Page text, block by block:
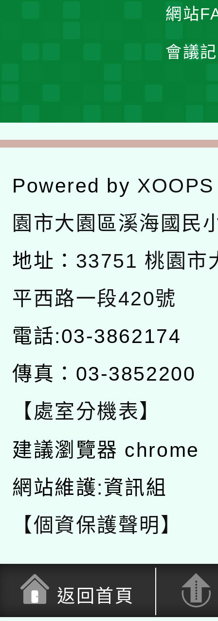
網站
會議
Powered by XOOPS
園市大園區溪海國民
地址： 33751 桃園市
平西路一段420號
電話:03-3862174
傳真：03-3852200
【處室分機表】
建議瀏覽器 chrome
網站維護:資訊組
【個資保護聲明】
返回首頁